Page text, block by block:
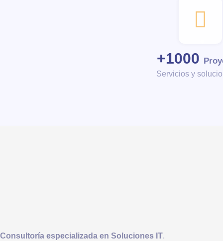
+1000
Servicios y
Consultoría especializada en Soluciones IT.